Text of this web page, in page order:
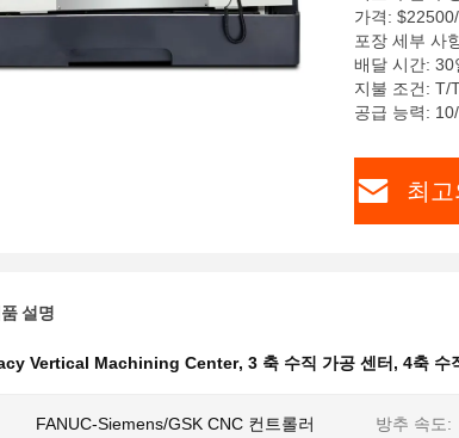
가격:
포장 세부 사
배달 시간: 30
지불 조건: T/
공급 능력:
최
설명
Vertical Machining Center, 3 축 수직 가공 센터 , 4축 수
FANUC-Siemens/GSK CNC 컨트롤러 방추 속도: